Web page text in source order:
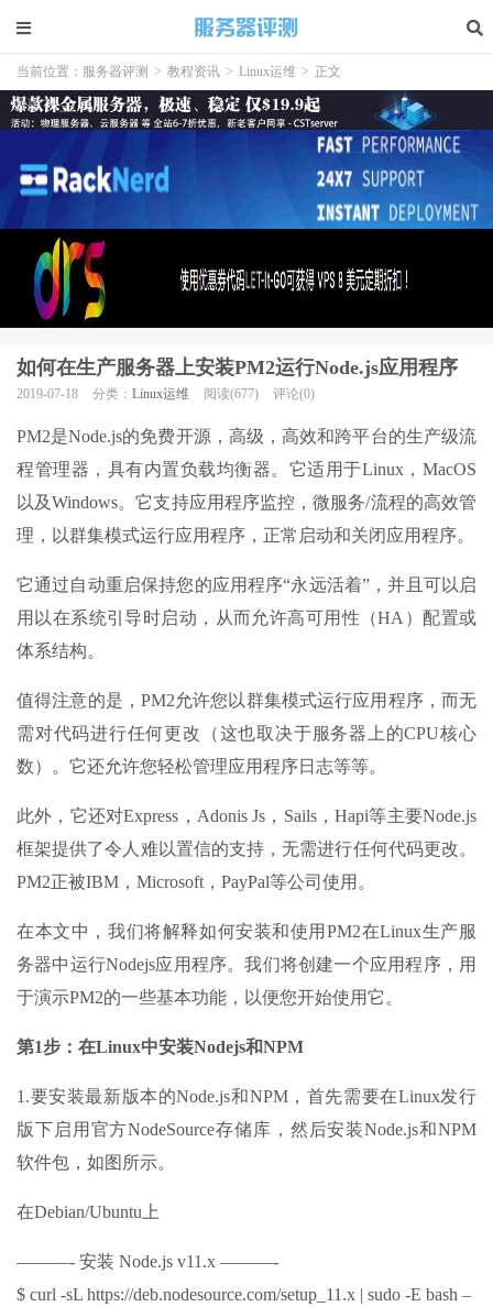
当前位置： 服务器评测 > 教程资讯 > Linux运维 > 正文
如何在生产服务器上安装PM2运行Node.js应用程序
2019-07-18 分类： Linux运维 阅读(677) 评论(0)
PM2是Node.js的免费开源，高级，高效和跨平台的生产级流
程管理器，具有内置负载均衡器。它适用于Linux，MacOS
以及Windows。它支持应用程序监控，微服务/流程的高效管
理，以群集模式运行应用程序，正常启动和关闭应用程序。
它通过自动重启保持您的应用程序“永远活着”，并且可以启
用以在系统引导时启动，从而允许高可用性（HA）配置或
体系结构。
值得注意的是，PM2允许您以群集模式运行应用程序，而无
需对代码进行任何更改（这也取决于服务器上的CPU核心
数）。它还允许您轻松管理应用程序日志等等。
此外，它还对Express，Adonis Js，Sails，Hapi等主要Node.js
框架提供了令人难以置信的支持，无需进行任何代码更改。
PM2正被IBM，Microsoft，PayPal等公司使用。
在本文中，我们将解释如何安装和使用PM2在Linux生产服
务器中运行Nodejs应用程序。我们将创建一个应用程序，用
于演示PM2的一些基本功能，以便您开始使用它。
第1步：在Linux中安装Nodejs和NPM
1.要安装最新版本的Node.js和NPM，首先需要在Linux发行
版下启用官方NodeSource存储库，然后安装Node.js和NPM
软件包，如图所示。
在Debian/Ubuntu上
———- 安装 Node.js v11.x ———-
$ curl -sL https://deb.nodesource.com/setup_11.x | sudo -E bash –